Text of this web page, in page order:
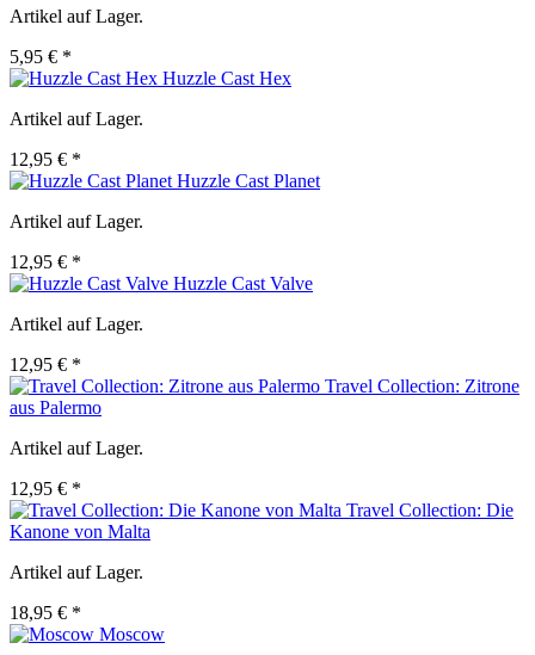
Artikel auf Lager.
5,95 € *
Huzzle Cast Hex
Artikel auf Lager.
12,95 € *
Huzzle Cast Planet
Artikel auf Lager.
12,95 € *
Huzzle Cast Valve
Artikel auf Lager.
12,95 € *
Travel Collection: Zitrone
aus Palermo
Artikel auf Lager.
12,95 € *
Travel Collection: Die
Kanone von Malta
Artikel auf Lager.
18,95 € *
Moscow